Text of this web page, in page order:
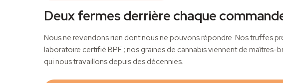
Deux fermes derrière chaque
Nous ne revendons rien dont nous ne pouvons répondre. Nos truffes
laboratoire certifié BPF ; nos graines de cannabis viennent de maîtres-
qui nous travaillons depuis des décennies.
FERME À CHAMPIGNONS